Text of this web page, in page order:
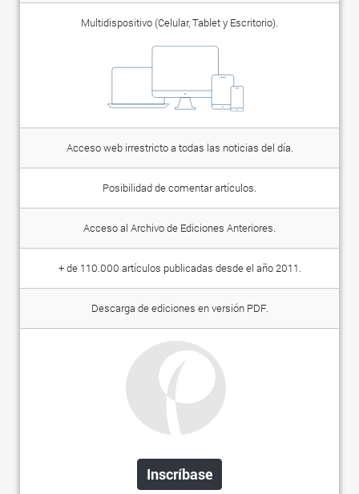
Multidispositivo (Celular, Tablet y Escritorio).
Acceso web irrestricto a todas las noticias del día.
Posibilidad de comentar artículos.
Acceso al Archivo de Ediciones Anteriores.
+ de 110.000 artículos publicadas desde el año 2011.
Descarga de ediciones en versión PDF.
Inscríbase